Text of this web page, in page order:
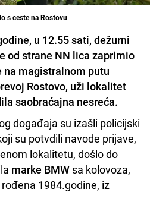
s ceste na Rostovu
u 12.55 sati, dežurni
od strane NN lica zaprimio
magistralnom putu
Rostovo, uži lokalitet
saobraćajna nesreća.
događaja su izašli policijski
su potvdili navode prijave,
lokalitetu, došlo do
marke BMW sa kolovoza,
rođena 1984.godine, iz